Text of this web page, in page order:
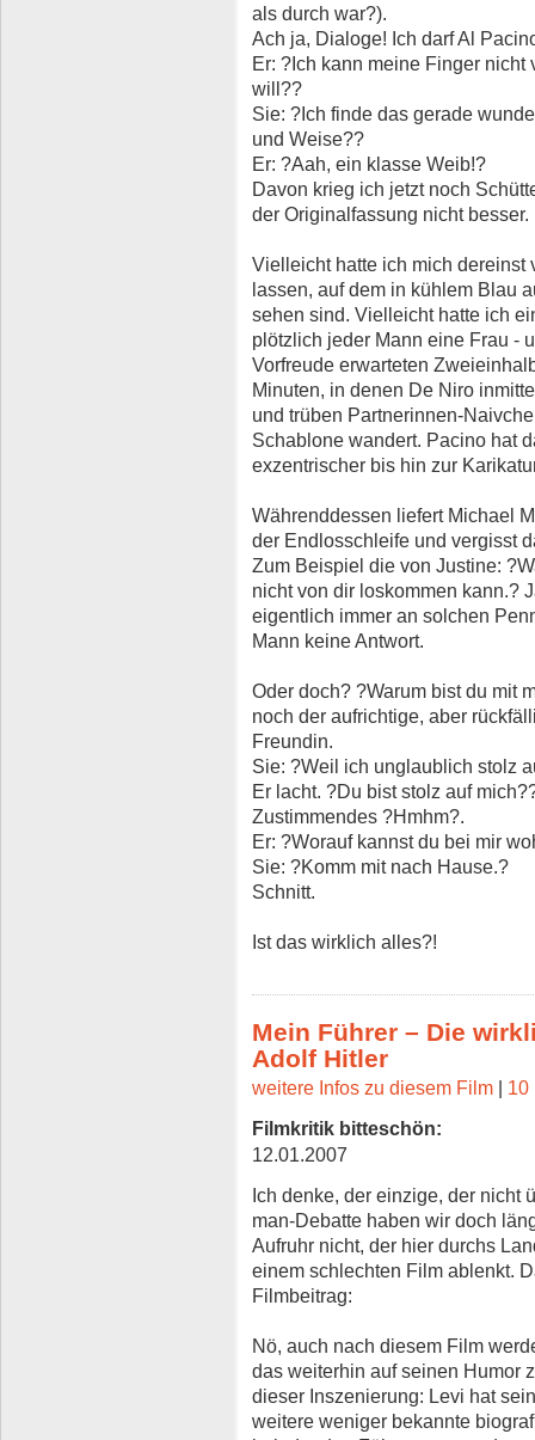
als durch war?).
Ach ja, Dialoge! Ich darf Al
Er: ?Ich kann meine Finger
will??
Sie: ?Ich finde das gerade
und Weise??
Er: ?Aah, ein klasse Weib!?
Davon krieg ich jetzt noch
der Originalfassung nicht besser.
Vielleicht hatte ich mich dereinst
lassen, auf dem in kühlem Blau
sehen sind. Vielleicht hatte ich
plötzlich jeder Mann eine Frau -
Vorfreude erwarteten
Minuten, in denen De Niro
und trüben Partnerinnen-
Schablone wandert. Pacino hat
exzentrischer bis hin zur
Währenddessen liefert Michael
der Endlosschleife und vergisst
Zum Beispiel die von Justine:
nicht von dir loskommen kann.?
eigentlich immer an solchen
Mann keine Antwort.
Oder doch? ?Warum bist du mit
noch der aufrichtige, aber
Freundin.
Sie: ?Weil ich unglaublich stolz
Er lacht. ?Du bist stolz auf
Zustimmendes ?Hmhm?.
Er: ?Worauf kannst du bei mir
Sie: ?Komm mit nach Hause.?
Schnitt.
Ist das wirklich alles?!
Mein Führer – Die
Adolf Hitler
weitere Infos zu diesem Film
10
Filmkritik bitteschön:
12.01.2007
Ich denke, der einzige, der nicht
man-Debatte haben wir doch
Aufruhr nicht, der hier durchs
einem schlechten Film ablenkt.
Filmbeitrag:
Nö, auch nach diesem Film
das weiterhin auf seinen Humor
dieser Inszenierung: Levi hat
weitere weniger bekannte